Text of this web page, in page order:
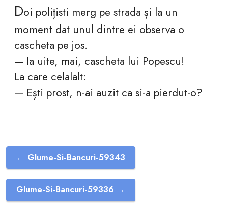
Doi polițisti merg pe strada și la un
moment dat unul dintre ei observa o
cascheta pe jos.
— Ia uite, mai, cascheta lui Popescu!
La care celalalt:
— Ești prost, n-ai auzit ca si-a pierdut-o?
← Glume-Si-Bancuri-59343
Glume-Si-Bancuri-59336 →